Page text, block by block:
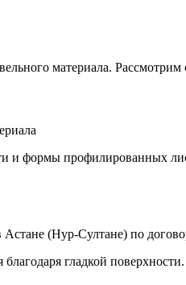
материала.
и формы профилированных
гладкой поверхности.